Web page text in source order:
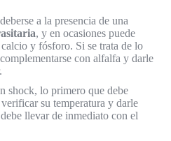
a la presencia de una
, y en ocasiones puede
y fósforo. Si se trata de lo
con alfalfa y darle
shock, lo primero que debe
su temperatura y darle
llevar de inmediato con el